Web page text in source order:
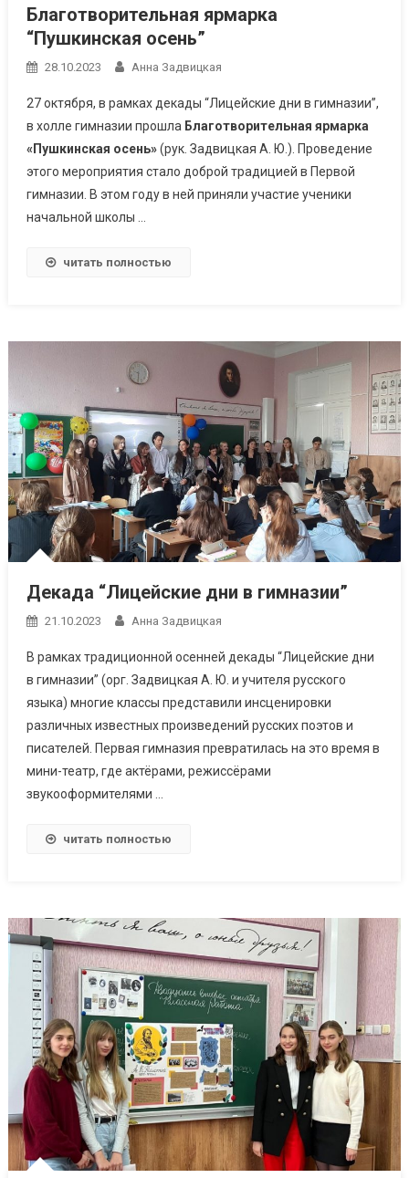
Благотворительная ярмарка
“Пушкинская осень”
28.10.2023 Анна Задвицкая
27 октября, в рамках декады “Лицейские дни в гимназии”,
в холле гимназии прошла Благотворительная ярмарка
«Пушкинская осень»(рук. Задвицкая А. Ю.). Проведение
этого мероприятия стало доброй традицией в Первой
гимназии. В этом году в ней приняли участие ученики
начальной школы …
читать полностью
Декада “Лицейские дни в гимназии”
21.10.2023 Анна Задвицкая
В рамках традиционной осенней декады “Лицейские дни
в гимназии” (орг. Задвицкая А. Ю. и учителя русского
языка) многие классы представили инсценировки
различных известных произведений русских поэтов и
писателей. Первая гимназия превратилась на это время в
мини-театр, где актёрами, режиссёрами
звукооформителями …
читать полностью